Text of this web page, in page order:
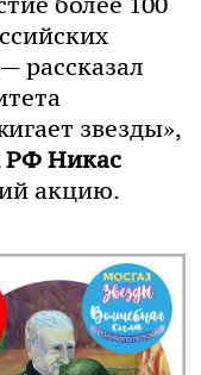
рассказал
звезды»,
РФ Никас
акцию.